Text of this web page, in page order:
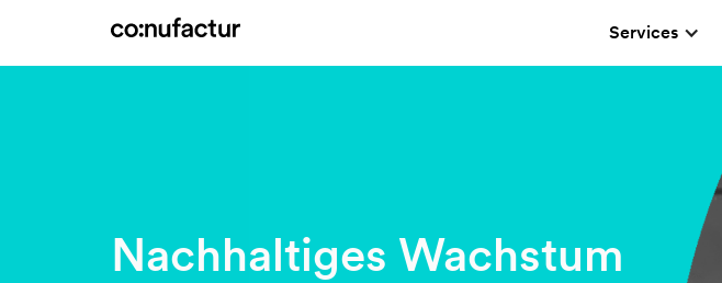
Services
Nachhaltiges Wachstum